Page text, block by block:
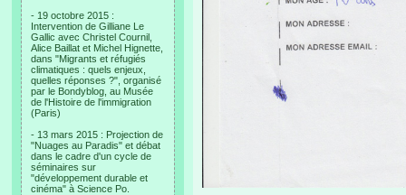
- 19 octobre 2015 :
Intervention de Gilliane Le
Gallic avec Christel Cournil,
Alice Baillat et Michel Hignette,
dans "Migrants et réfugiés
climatiques : quels enjeux,
quelles réponses ?", organisé
par le Bondyblog, au Musée
de l'Histoire de l'immigration
(Paris)
- 13 mars 2015 : Projection de
"Nuages au Paradis" et débat
dans le cadre d'un cycle de
séminaires sur
"développement durable et
cinéma" à Science Po.